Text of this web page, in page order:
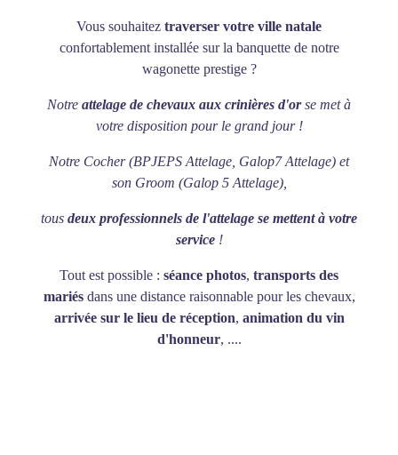
Vous souhaitez traverser votre ville natale
confortablement installée sur la banquette de notre
wagonette prestige ?
Notre attelage de chevaux aux crinières d'orse met à
votre disposition pour le grand jour !
Notre Cocher (BPJEPS Attelage, Galop7 Attelage) et
son Groom (Galop 5 Attelage),
tous deux professionnels de l'attelage se mettent à votre
service!
Tout est possible : séance photos, transports des
mariésdans une distance raisonnable pour les chevaux,
arrivée sur le lieu de réception, animation du vin
d'honneur, ....